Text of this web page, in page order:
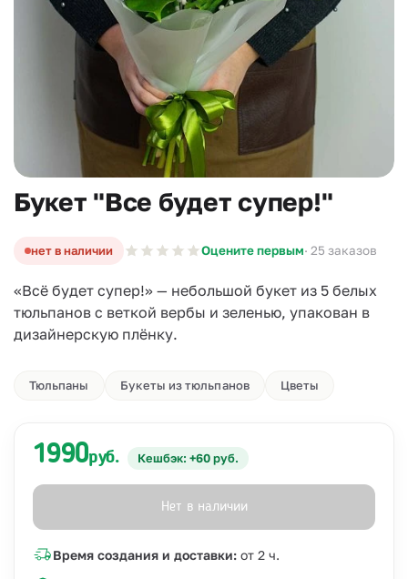
Букет "Все будет супер!"
нет в наличии Оцените первым· 25 заказов
«Всё будет супер!» — небольшой букет из 5 белых
тюльпанов с веткой вербы и зеленью, упакован в
дизайнерскую плёнку.
Тюльпаны Букеты из тюльпанов Цветы
1990руб. Кешбэк: +60 руб.
Нет в наличии
Время создания и доставки: от 2 ч.